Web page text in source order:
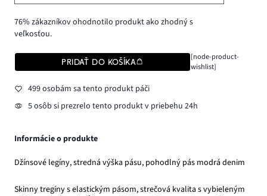
76% zákazníkov ohodnotilo produkt ako zhodný s
veľkosťou.
PRIDAŤ DO KOŠÍKA
[node-product-
wishlist]
499 osobám sa tento produkt páči
5 osôb si prezrelo tento produkt v priebehu 24h
Informácie o produkte
Džínsové legíny, stredná výška pásu, pohodlný pás modrá denim
Skinny tregíny s elastickým pásom, strečová kvalita s vybieleným